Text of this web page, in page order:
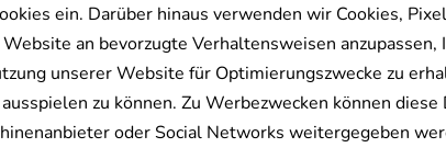
ein. Darüber hinaus verwenden wir Cookies,
an bevorzugte Verhaltensweisen anzupassen,
unserer Website für Optimierungszwecke zu
zu können. Zu Werbezwecken können diese
oder Social Networks weitergegeben